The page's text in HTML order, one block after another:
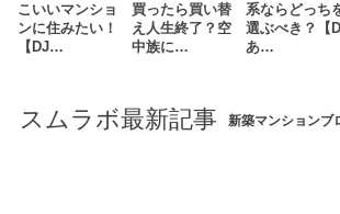
こいいマンショ
ンに住みたい！
【DJ…
買ったら買い替
え人生終了？空
中族に…
系ならどっち
選ぶべき？【
あ…
スムラボ最新記事 新築マンションブ